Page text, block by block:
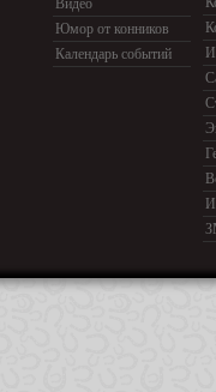
Видео
Юмор от конников
Календарь событий